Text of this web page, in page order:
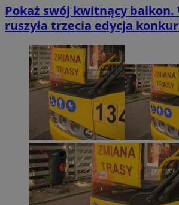
Pokaż swój kwitnący balkon.
ruszyła trzecia edycja